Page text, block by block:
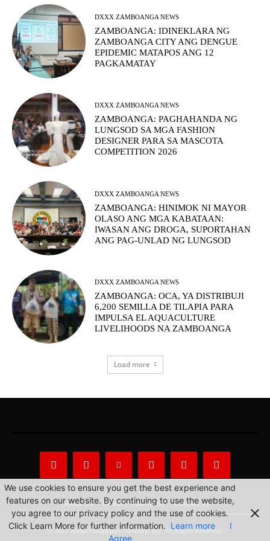
DXXX ZAMBOANGA NEWS
ZAMBOANGA: IDINEKLARA NG
ZAMBOANGA CITY ANG DENGUE
EPIDEMIC MATAPOS ANG 12
PAGKAMATAY
DXXX ZAMBOANGA NEWS
ZAMBOANGA: PAGHAHANDA NG
LUNGSOD SA MGA FASHION
DESIGNER PARA SA MASCOTA
COMPETITION 2026
DXXX ZAMBOANGA NEWS
ZAMBOANGA: HINIMOK NI MAYOR
OLASO ANG MGA KABATAAN:
IWASAN ANG DROGA, SUPORTAHAN
ANG PAG-UNLAD NG LUNGSOD
DXXX ZAMBOANGA NEWS
ZAMBOANGA: OCA, YA DISTRIBUJI
6,200 SEMILLA DE TILAPIA PARA
IMPULSA EL AQUACULTURE
LIVELIHOODS NA ZAMBOANGA
Load more
About Us Privacy Statement Contact us
© 2022 Radio Philippines Network, Inc. All Rights Reserved.
We use cookies to ensure you get the best experience and
features on our website. By continuing to use the website,
you agree to our privacy policy and the use of cookies.
Click Learn More for further information. Learn more
I
Agree